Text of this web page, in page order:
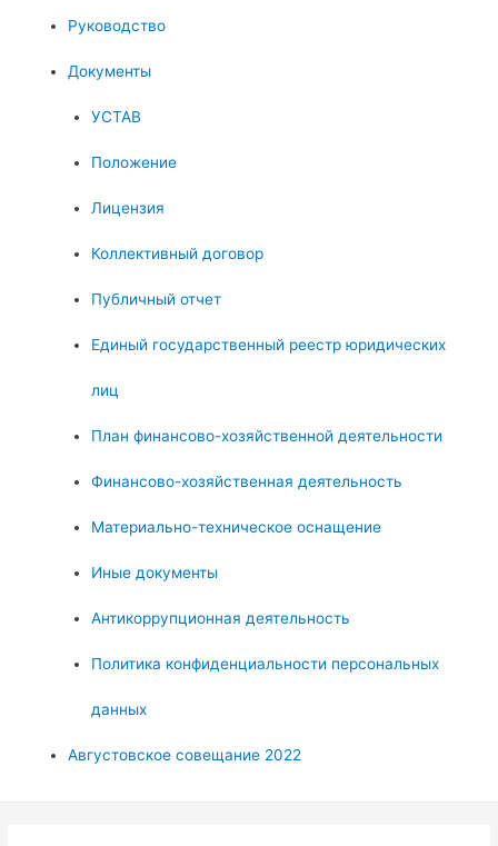
Руководство
Документы
УСТАВ
Положение
Лицензия
Коллективный договор
Публичный отчет
Единый государственный реестр юридических
лиц
План финансово-хозяйственной деятельности
Финансово-хозяйственная деятельность
Материально-техническое оснащение
Иные документы
Антикоррупционная деятельность
Политика конфиденциальности персональных
данных
Августовское совещание 2022